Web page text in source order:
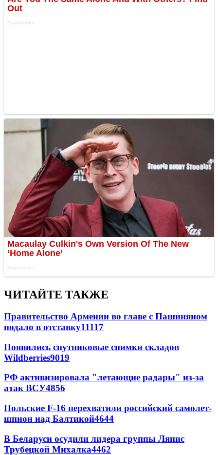
ЧИТАЙТЕ ТАКЖЕ
Правительство Армении во главе с Пашиняном
подало в отставку11117
Появились спутниковые снимки складов
Wildberries9019
РФ активизировала "летающие радары" из-за
атак ВСУ4856
Польские F-16 перехватили российский самолет-
шпион над Балтикой4644
В Беларуси осудили лидера группы Ляпис
Трубецкой Михалка4462